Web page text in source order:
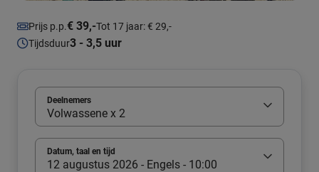
Prijs p.p.€ 39,-Tot 17 jaar: € 29,-
Tijdsduur3 - 3,5 uur
Deelnemers
Volwassene x 2
Datum, taal en tijd
12 augustus 2026 - Engels - 10:00